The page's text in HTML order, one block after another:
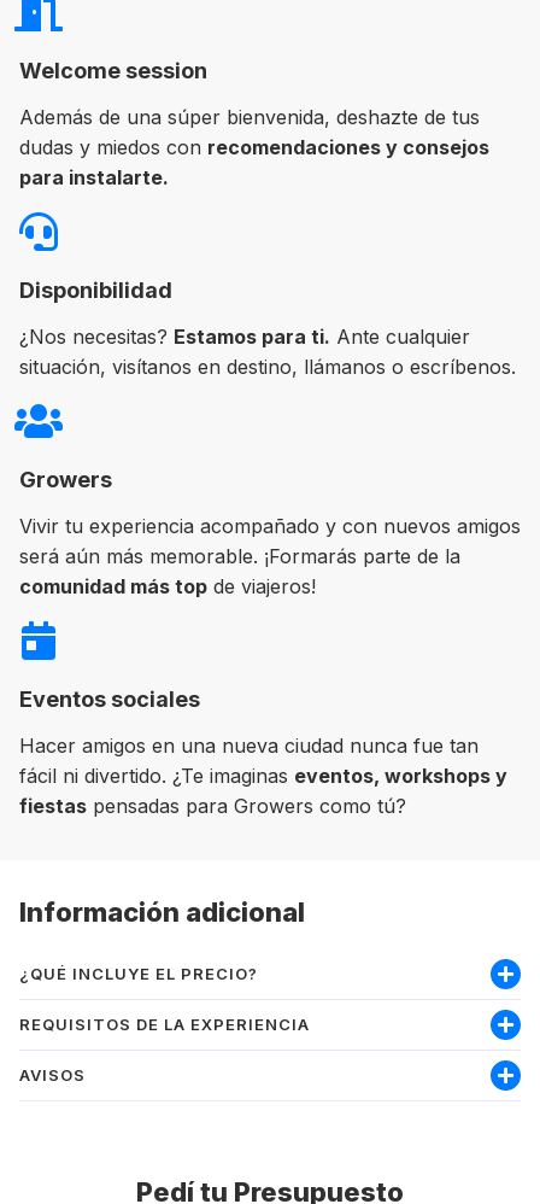
Welcome session
Además de una súper bienvenida, deshazte de tus
dudas y miedos con recomendaciones y consejos
para instalarte.
Disponibilidad
¿Nos necesitas? Estamos para ti. Ante cualquier
situación, visítanos en destino, llámanos o escríbenos.
Growers
Vivir tu experiencia acompañado y con nuevos amigos
será aún más memorable. ¡Formarás parte de la
comunidad más top de viajeros!
Eventos sociales
Hacer amigos en una nueva ciudad nunca fue tan
fácil ni divertido. ¿Te imaginas eventos, workshops y
fiestas pensadas para Growers como tú?
Información adicional
¿QUÉ INCLUYE EL PRECIO?
Incluye:
Gestión y coste del visado
REQUISITOS DE LA EXPERIENCIA
AVISOS
Pedí tu Presupuesto